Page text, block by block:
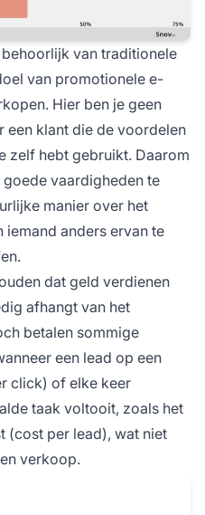
van traditionele
van promotionele e-
Hier ben je geen
een klant die de voordelen
zelf hebt gebruikt. Daarom
vaardigheden te
manier over het
iemand anders ervan te
dat geld verdienen
afhangt van het
betalen sommige
een lead op een
click) of elke keer
taak voltooit, zoals het
(cost per lead), wat niet
verkoop.